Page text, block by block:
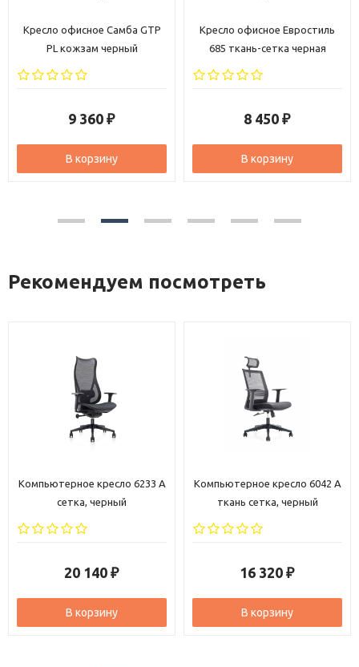
Кресло офисное Евростиль
685 ткань-сетка черная
8 450 ₽
В корзину
Компьютерное кресло
Евростиль 696 Лайк ткань
6 140 ₽
В корзину
Рекомендуем посмотреть
Компьютерное кресло 6042 A
ткань сетка, черный
16 320 ₽
В корзину
Компьютерное кресло 6206 A
ткань сетка, черный
18 280 ₽
В корзину